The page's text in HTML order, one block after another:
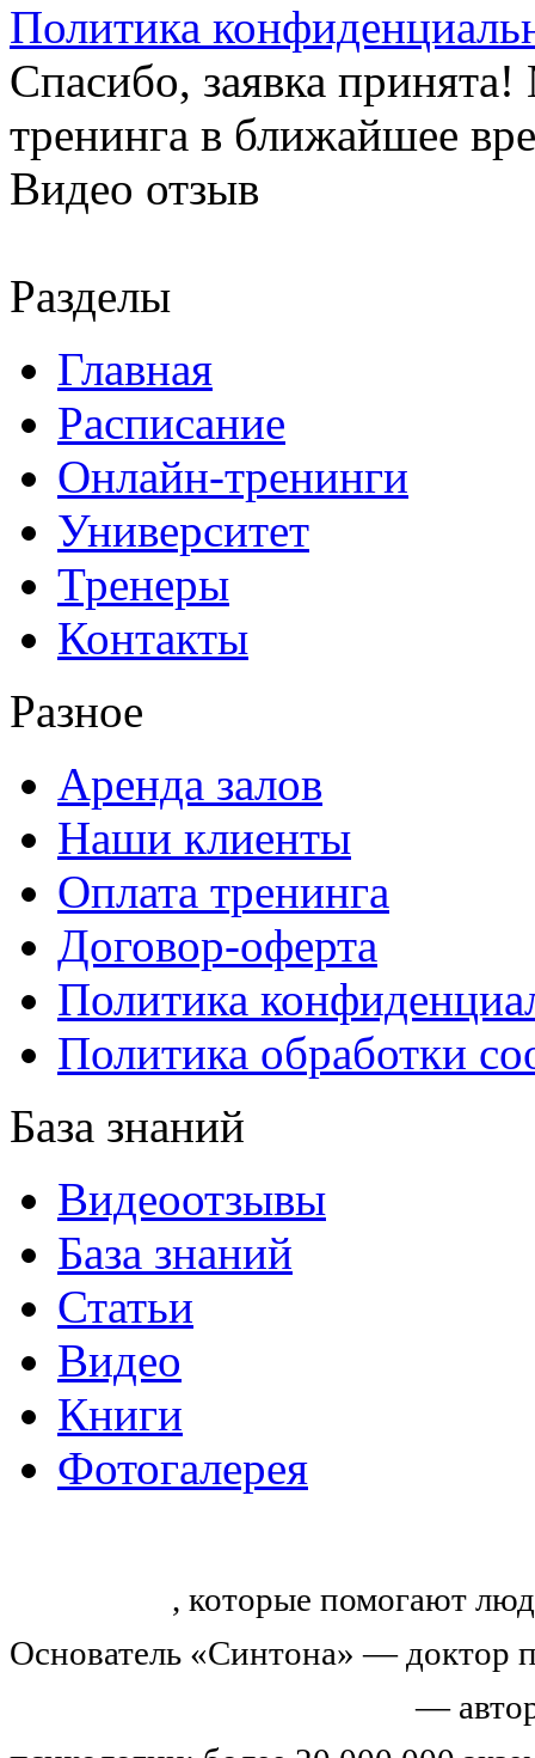
Политика
Спасибо, заявка
тренинга в ближайшее
Видео отзыв
Разделы
Главная
Расписание
Онлайн-тренинги
Университет
Тренеры
Контакты
Разное
Аренда залов
Наши клиенты
Оплата тренинга
Договор-оферта
Политика
Политика обработки
База знаний
Видеоотзывы
База знаний
Статьи
Видео
Книги
Фотогалерея
, которые помогают
Основатель «Синтона» — доктор
—